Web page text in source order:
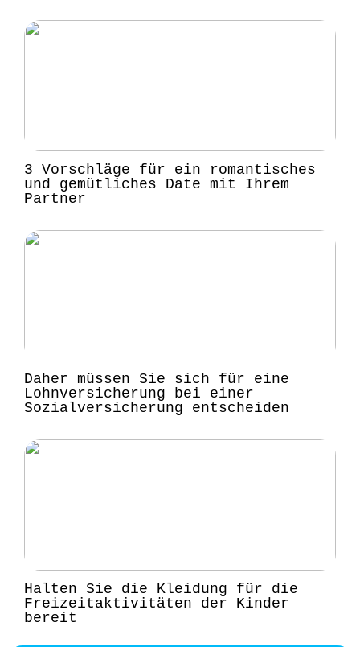
3 Vorschläge für ein romantisches
und gemütliches Date mit Ihrem
Partner
Daher müssen Sie sich für eine
Lohnversicherung bei einer
Sozialversicherung entscheiden
Halten Sie die Kleidung für die
Freizeitaktivitäten der Kinder
bereit